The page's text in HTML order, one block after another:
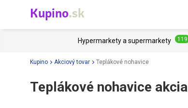
Kupino.sk
Hypermarkety a supermarkety 119
Kupino Akciový tovar Teplákové nohavice
Teplákové nohavice akcia